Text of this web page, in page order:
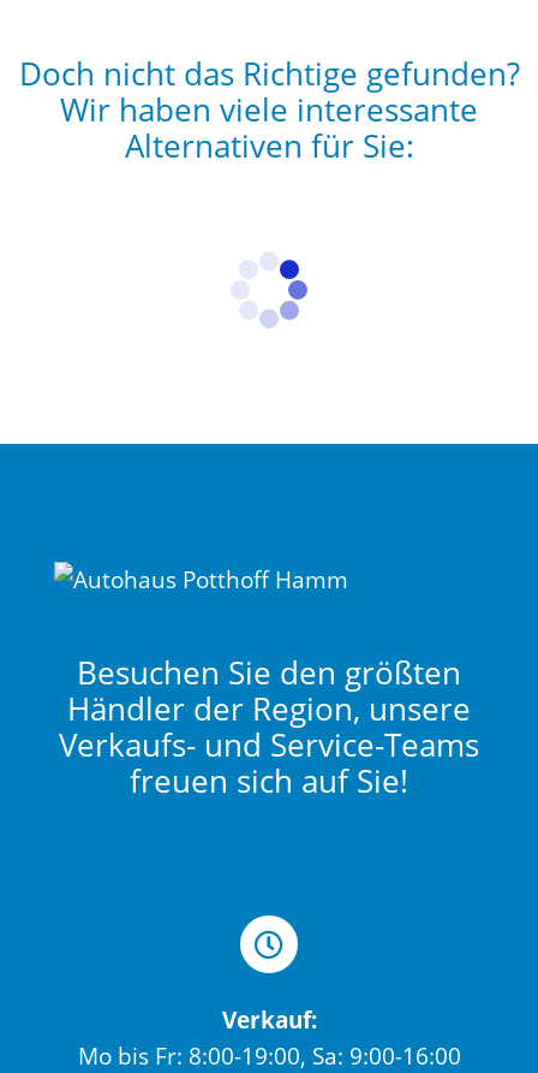
Doch nicht das Richtige gefunden?
Wir haben viele interessante
Alternativen für Sie:
Besuchen Sie den größten
Händler der Region, unsere
Verkaufs- und Service-Teams
freuen sich auf Sie!
Verkauf:
Mo bis Fr: 8:00-19:00, Sa: 9:00-16:00